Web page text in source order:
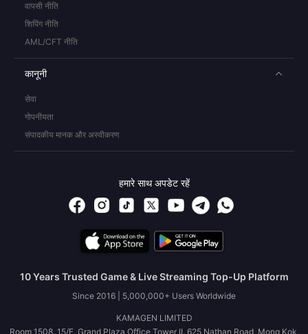
वापसी नीति
शिपिंग नीति
AML/CFT नीति
कानूनी
सेवा
गोपनीयता
संपादकीय मानक और अस्वीकरण
हमारे साथ अपडेट रहें
10 Years Trusted Game & Live Streaming Top-Up Platform
Since 2016 | 5,000,000+ Users Worldwide
KAMAGEN LIMITED
Room 1508, 15/F, Grand Plaza Office Tower II, 625 Nathan Road, Mong Kok,